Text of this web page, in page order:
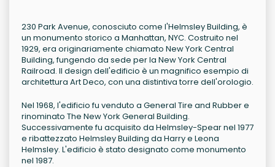
230 Park Avenue, conosciuto come l'Helmsley Building, è
un monumento storico a Manhattan, NYC. Costruito nel
1929, era originariamente chiamato New York Central
Building, fungendo da sede per la New York Central
Railroad. Il design dell'edificio è un magnifico esempio di
architettura Art Deco, con una distintiva torre dell'orologio.
Nel 1968, l'edificio fu venduto a General Tire and Rubber e
rinominato The New York General Building.
Successivamente fu acquisito da Helmsley-Spear nel 1977
e ribattezzato Helmsley Building da Harry e Leona
Helmsley. L'edificio è stato designato come monumento
nel 1987.